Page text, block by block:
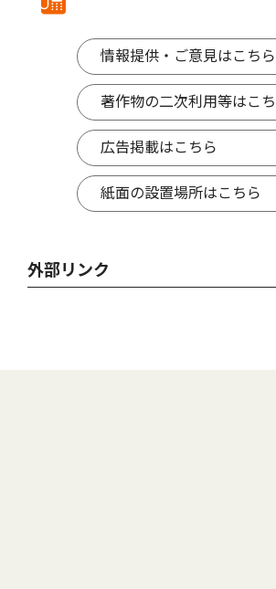
情報提供・ご意見はこちら
著作物の二次利用等はこ
広告掲載はこちら
紙面の設置場所はこちら
外部リンク